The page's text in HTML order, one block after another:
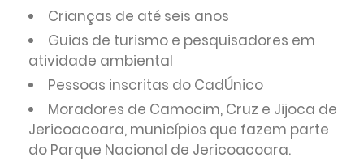
Crianças de até seis anos
Guias de turismo e pesquisadores em
atividade ambiental
Pessoas inscritas do CadÚnico
Moradores de Camocim, Cruz e Jijoca de
Jericoacoara, municípios que fazem parte
do Parque Nacional de Jericoacoara.